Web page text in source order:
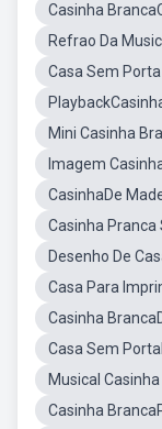
Casinha
Refrao Da
Casa Sem
Mini Casinha
Imagem
CasinhaDe
Casinha Pranca
Desenho De
Casa Para
Casinha
Casa Sem
Musical
Casinha